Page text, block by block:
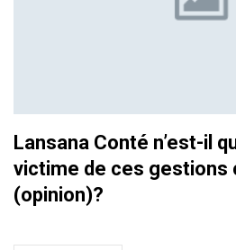
Lansana Conté n’est-il
victime de ces gestions
(opinion)?